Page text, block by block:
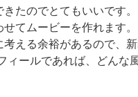
たのでとてもいいです
てムービーを作れます
える余裕があるので、
ールであれば、どんな